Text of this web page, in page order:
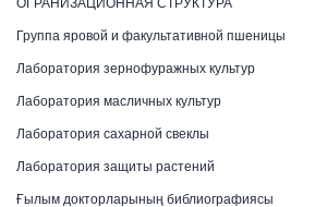
Группа яровой и факультативной пшеницы
Лаборатория зернофуражных культур
Лаборатория масличных культур
Лаборатория сахарной свеклы
Лаборатория защиты растений
Ғылым докторларының библиографиясы